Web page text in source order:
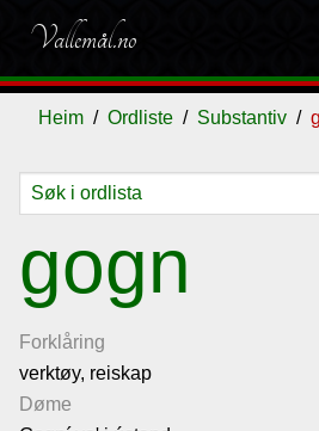
Vallemål.no
Heim Ordliste Substantiv
gogn
Forklåring
verktøy, reiskap
Døme
Ordliste
Om
vallemålet
Gjestebok